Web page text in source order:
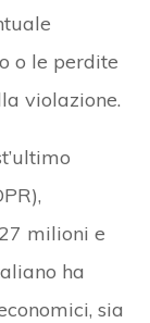
o le perdite
violazione.
milioni e
ha
sia